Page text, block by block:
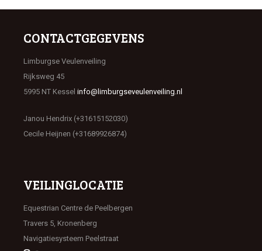
CONTACTGEGEVENS
Limburgse Veulenveiling
Rijksweg 45
5995 NT Kessel info@limburgseveulenveiling.nl
Janou Hendrix (+31615152030)
Cecile Heijnen (+31689926874)
VEILINGLOCATIE
Equestrian Centre de Peelbergen
Travers 5, Kronenberg
Navigatiesysteem Peelstraat